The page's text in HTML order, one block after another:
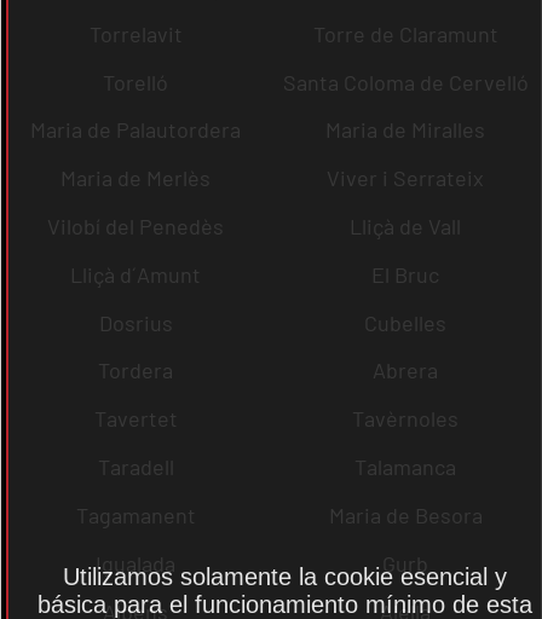
Torrelavit
Torre de Claramunt
Torelló
Santa Coloma de Cervelló
Maria de Palautordera
Maria de Miralles
Maria de Merlès
Viver i Serrateix
Vilobí del Penedès
Lliçà de Vall
Lliçà d´Amunt
El Bruc
Dosrius
Cubelles
Tordera
Abrera
Tavertet
Tavèrnoles
Taradell
Talamanca
Tagamanent
Maria de Besora
Igualada
Gurb
Alpens
Alella
Utilizamos solamente la cookie esencial y
básica para el funcionamiento mínimo de esta